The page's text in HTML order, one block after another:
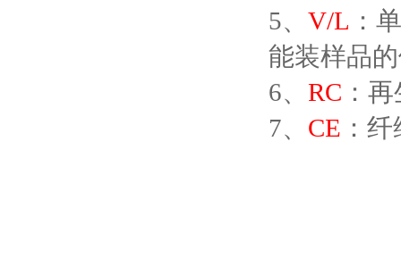
5、 V/L ：
能装样品
6、 RC ：
7、 CE ：